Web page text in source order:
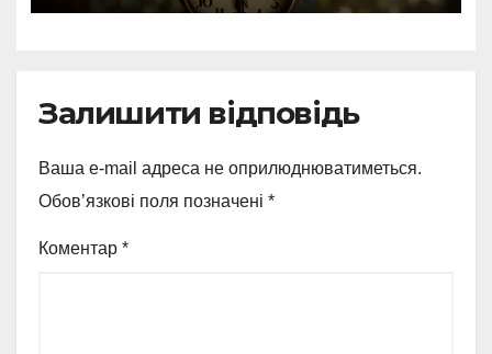
Залишити відповідь
Ваша e-mail адреса не оприлюднюватиметься.
Обов’язкові поля позначені *
Коментар *